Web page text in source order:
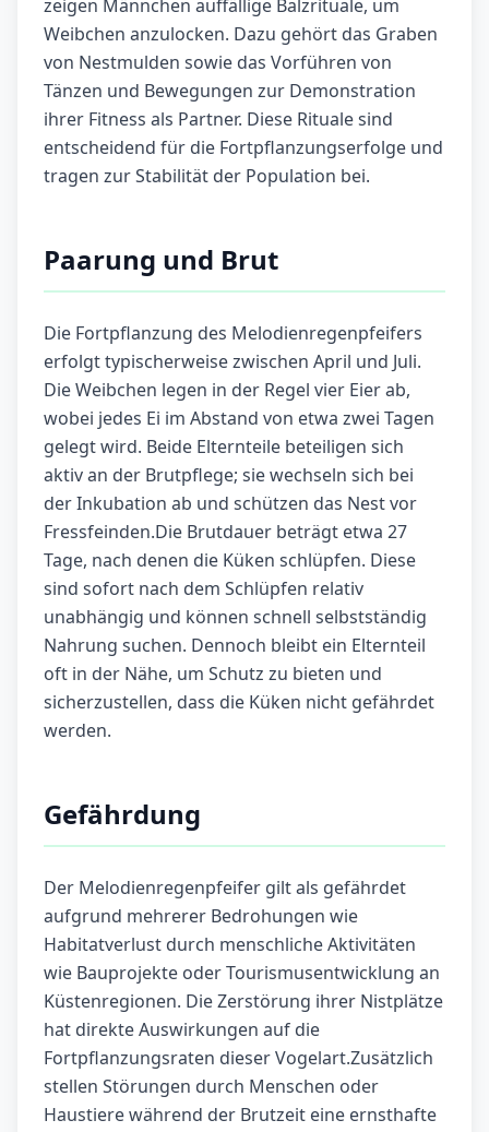
zeigen Männchen auffällige Balzrituale, um
Weibchen anzulocken. Dazu gehört das Graben
von Nestmulden sowie das Vorführen von
Tänzen und Bewegungen zur Demonstration
ihrer Fitness als Partner. Diese Rituale sind
entscheidend für die Fortpflanzungserfolge und
tragen zur Stabilität der Population bei.
Paarung und Brut
Die Fortpflanzung des Melodienregenpfeifers
erfolgt typischerweise zwischen April und Juli.
Die Weibchen legen in der Regel vier Eier ab,
wobei jedes Ei im Abstand von etwa zwei Tagen
gelegt wird. Beide Elternteile beteiligen sich
aktiv an der Brutpflege; sie wechseln sich bei
der Inkubation ab und schützen das Nest vor
Fressfeinden.Die Brutdauer beträgt etwa 27
Tage, nach denen die Küken schlüpfen. Diese
sind sofort nach dem Schlüpfen relativ
unabhängig und können schnell selbstständig
Nahrung suchen. Dennoch bleibt ein Elternteil
oft in der Nähe, um Schutz zu bieten und
sicherzustellen, dass die Küken nicht gefährdet
werden.
Gefährdung
Der Melodienregenpfeifer gilt als gefährdet
aufgrund mehrerer Bedrohungen wie
Habitatverlust durch menschliche Aktivitäten
wie Bauprojekte oder Tourismusentwicklung an
Küstenregionen. Die Zerstörung ihrer Nistplätze
hat direkte Auswirkungen auf die
Fortpflanzungsraten dieser Vogelart.Zusätzlich
stellen Störungen durch Menschen oder
Haustiere während der Brutzeit eine ernsthafte